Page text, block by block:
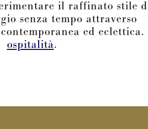
il raffinato stile
senza tempo attraverso
ed eclettica.
ospitalità.